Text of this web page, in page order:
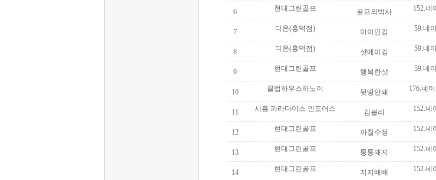
6 현대그린골프 골프외박사
152.네
7 디온(흥덕점) 아이언킹
59.네
8 디온(흥덕점) 샷메이킹
59.네
9 현대그린골프 행복한샷
59.네
10 클럽하우스하노이 뒷땅안돼
176.네
11 시흥 파라다이스 인도어스 김블리
152.네
12 현대그린골프 까칠수정
152.네
13 현대그린골프 통통돼지
152.네
14 현대그린골프 지지배배
152.네